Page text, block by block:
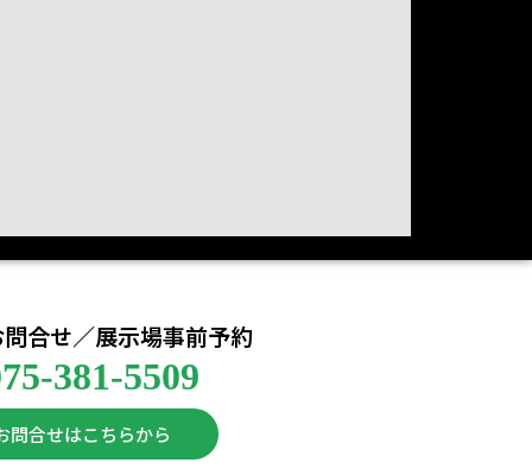
合せ／展示場事前予約
381-5509
問合せはこちらから